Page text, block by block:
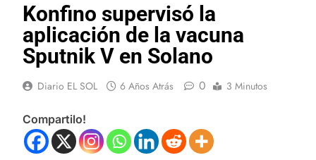
Konfino supervisó la
aplicación de la vacuna
Sputnik V en Solano
Diario EL SOL 6 Años Atrás 0 3 Minutos
Compartilo!